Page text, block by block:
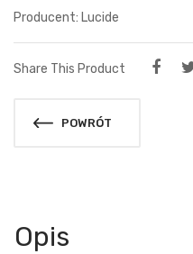
Lucide
Share This Product
POWRÓT
Opis